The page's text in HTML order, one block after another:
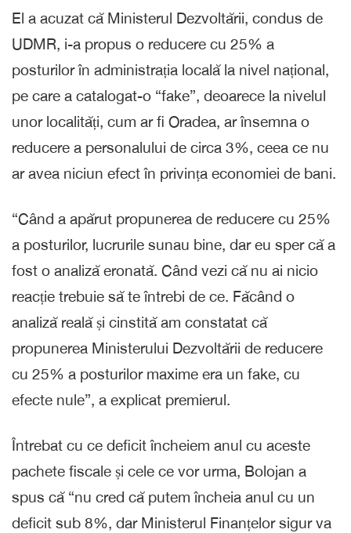
El a acuzat că Ministerul Dezvoltării, condus de
UDMR, i-a propus o reducere cu 25% a
posturilor în administrația locală la nivel național,
pe care a catalogat-o “fake”, deoarece la nivelul
unor localități, cum ar fi Oradea, ar însemna o
reducere a personalului de circa 3%, ceea ce nu
ar avea niciun efect în privința economiei de bani.
“Când a apărut propunerea de reducere cu 25%
a posturilor, lucrurile sunau bine, dar eu sper că a
fost o analiză eronată. Când vezi că nu ai nicio
reacție trebuie să te întrebi de ce. Făcând o
analiză reală și cinstită am constatat că
propunerea Ministerului Dezvoltării de reducere
cu 25% a posturilor maxime era un fake, cu
efecte nule”, a explicat premierul.
Întrebat cu ce deficit încheiem anul cu aceste
pachete fiscale și cele ce vor urma, Bolojan a
spus că “nu cred că putem încheia anul cu un
deficit sub 8%, dar Ministerul Finanțelor sigur va